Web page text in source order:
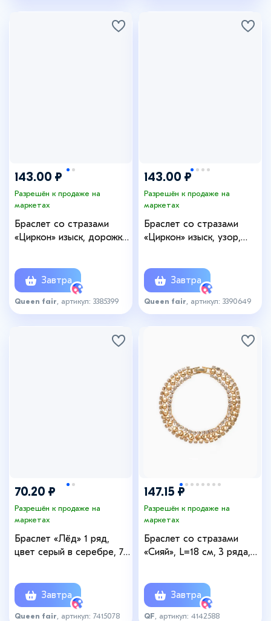
143.00 ₽
Разрешён к продаже на
маркетах
Браслет со стразами
«Циркон» изыск, дорожка,
Завтра
Queen fair , артикул: 3385399
143.00 ₽
Разрешён к продаже на
маркетах
Браслет со стразами
«Циркон» изыск, узор,
Завтра
Queen fair , артикул: 3390649
70.20 ₽
Разрешён к продаже на
маркетах
Браслет «Лёд» 1 ряд,
цвет серый в серебре, 7
Завтра
Queen fair , артикул: 7415078
147.15 ₽
Разрешён к продаже на
маркетах
Браслет со стразами
«Сияй», L=18 см, 3 ряда,
Завтра
QF , артикул: 4142588